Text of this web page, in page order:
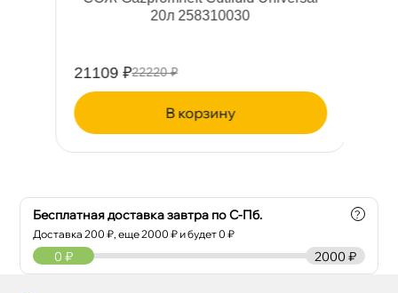
20л 258310030
21109 ₽22220 ₽
корзину
Бесплатная доставка завтра по С-Пб.
Доставка200 ₽, еще2000 ₽ и будет 0 ₽
?
2000 ₽
0 ₽